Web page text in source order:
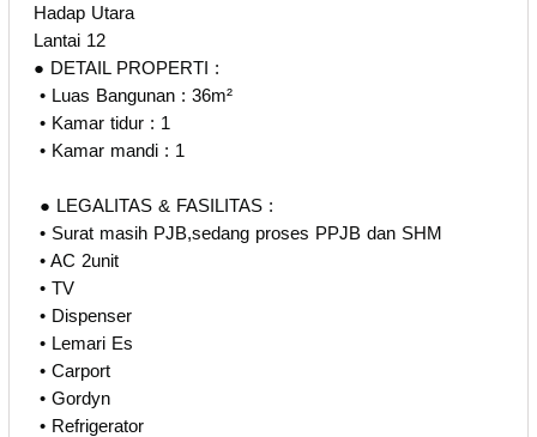
Hadap Utara
Lantai 12
● DETAIL PROPERTI :
️ • Luas Bangunan : 36m²
️ • Kamar tidur : 1
️ • Kamar mandi : 1
️ ● LEGALITAS & FASILITAS :
️ • Surat masih PJB,sedang proses PPJB dan SHM
️ • AC 2unit
️ • TV
️ • Dispenser
️ • Lemari Es
️ • Carport
️ • Gordyn
️ • Refrigerator